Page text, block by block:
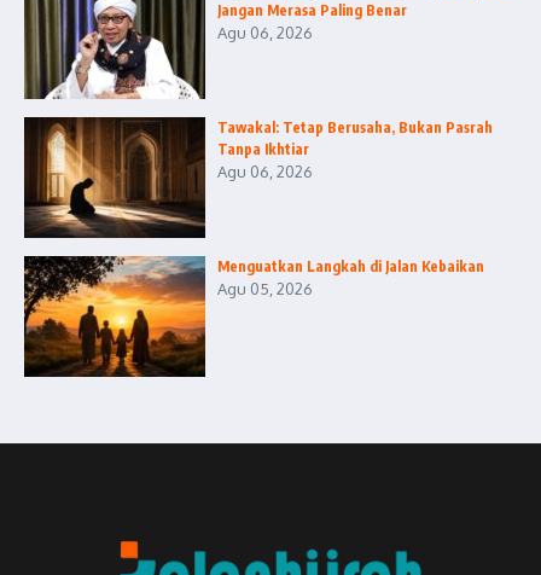
Jangan Merasa Paling Benar
Agu 06, 2026
Tawakal: Tetap Berusaha, Bukan Pasrah
Tanpa Ikhtiar
Agu 06, 2026
Menguatkan Langkah di Jalan Kebaikan
Agu 05, 2026